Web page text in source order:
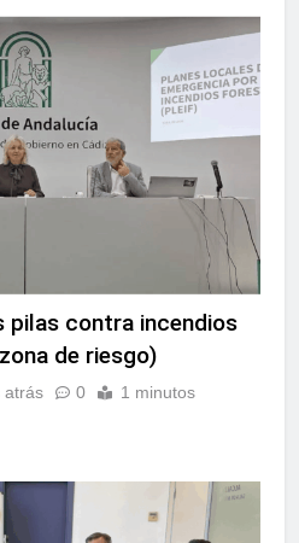
pilas contra incendios
de riesgo)
atrás 0 1 minutos